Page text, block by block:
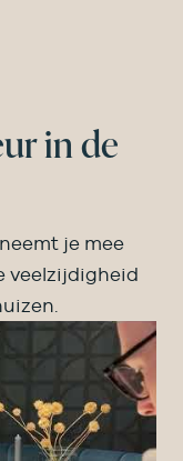
in de
je mee
veelzijdigheid